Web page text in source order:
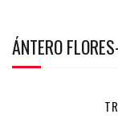
ÁNTERO